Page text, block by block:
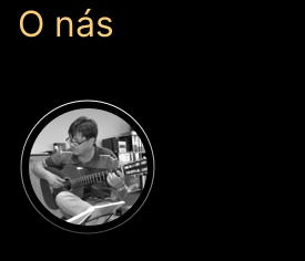
O nás